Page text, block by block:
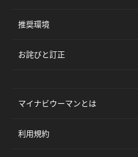
推奨環境
お詫びと訂正
マイナビウーマンとは
利用規約